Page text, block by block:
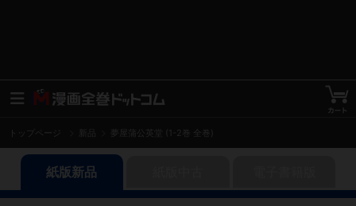
トップページ 夢屋蒲公英堂 (1-2巻 全巻)
紙版新品